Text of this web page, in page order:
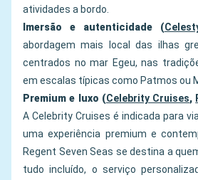
atividades a bordo.
Imersão e autenticidade (
abordagem mais local das ilhas
centrados no mar Egeu, nas
em escalas típicas como Patmos ou
Premium e luxo (Celebrity Cruises,
A Celebrity Cruises é indicada para
uma experiência premium e
Regent Seven Seas se destina a
tudo incluído, o serviço